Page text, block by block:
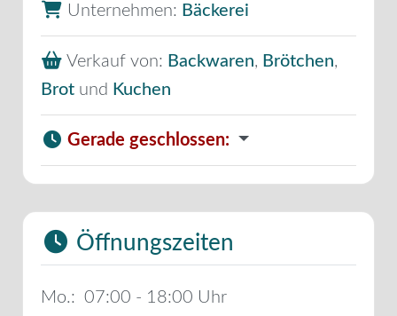
Unternehmen: Bäckerei
Verkauf von: Backwaren, Brötchen,
Brot und Kuchen
Gerade geschlossen:
Öffnungszeiten
Mo.: 07:00 - 18:00